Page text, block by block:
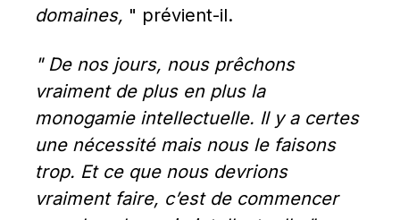
domaines, " prévient-il.
" De nos jours, nous prêchons
vraiment de plus en plus la
monogamie intellectuelle. Il y a certes
une nécessité mais nous le faisons
trop. Et ce que nous devrions
vraiment faire, c’est de commencer